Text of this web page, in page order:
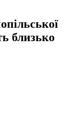
близько